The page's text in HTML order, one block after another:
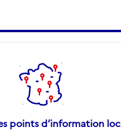
points d’information